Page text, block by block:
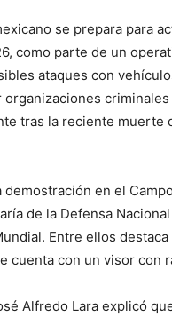
se prepara para
como parte de un
ataques con
organizaciones
tras la reciente muerte
demostración en el
de la Defensa
Entre ellos
cuenta con un visor con
Alfredo Lara explicó